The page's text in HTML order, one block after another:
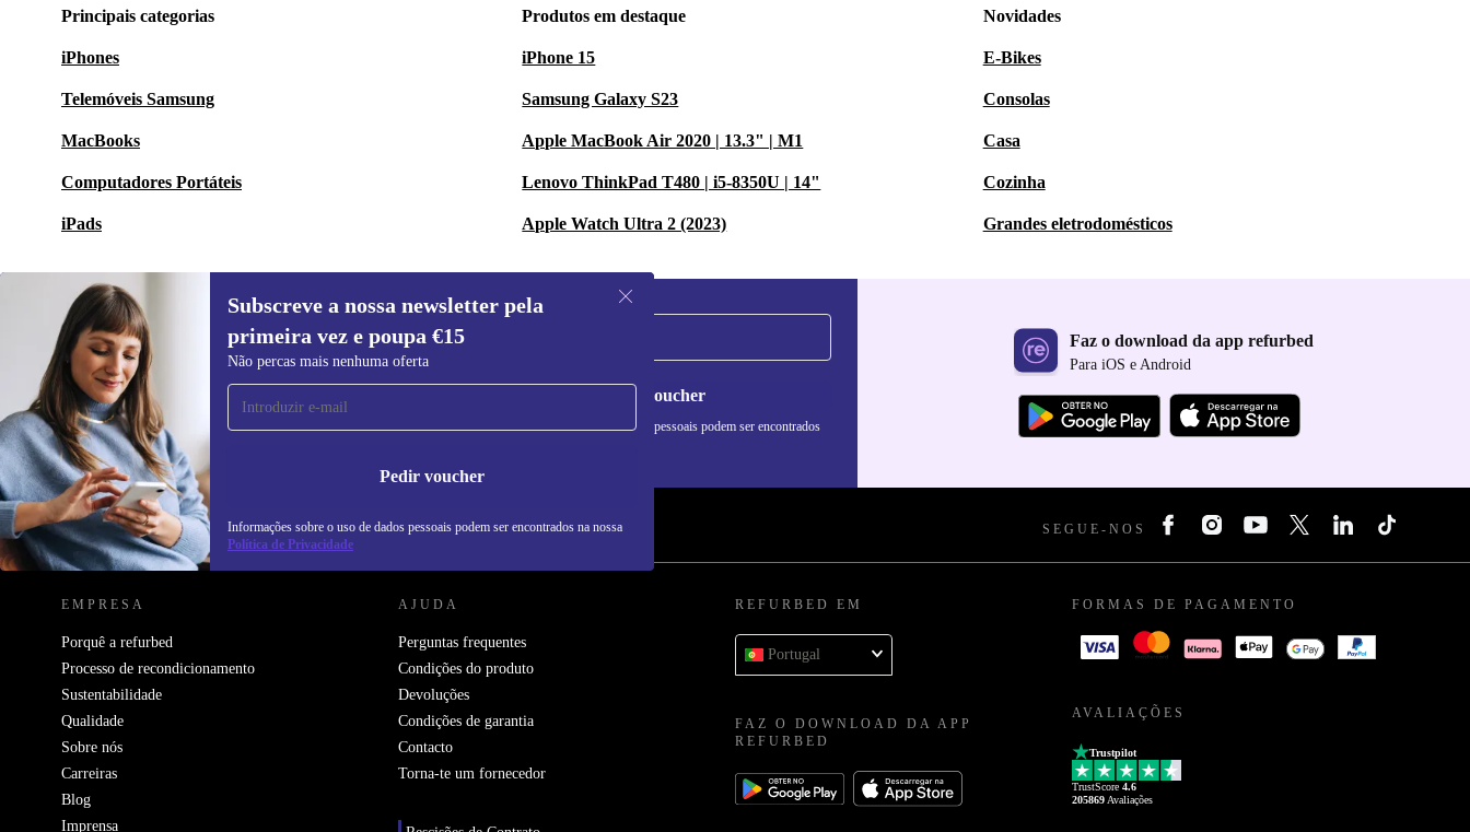
Principais categorias
iPhones
Telemóveis Samsung
MacBooks
Computadores Portáteis
iPads
Produtos em destaque
iPhone 15
Samsung Galaxy S23
Apple MacBook Air 2020 | 13.3" | M1
Lenovo ThinkPad T480 | i5-8350U | 14"
Apple Watch Ultra 2 (2023)
Novidades
E-Bikes
Consolas
Casa
Cozinha
Grandes eletrodomésticos
Subscreve a nossa newsletter pela
primeira vez e poupa €15
Não percas mais nenhuma oferta
Pedir voucher
Informações sobre o uso de dados pessoais podem ser encontrados na nossa
Política de Privacidade
Subscreve a nossa newsletter pela
primeira vez e poupa 15€!
Não percas mais nenhuma oferta.
Pedir voucher
Informações sobre o uso de dados pessoais podem ser encontrados
Faz o download da app refurbed
Para iOS e Android
REFURBED PORTUGAL - RETHINK NEW. SEGUE-NOS
EMPRESA
Porquê a refurbed
Processo de recondicionamento
Sustentabilidade
Qualidade
Sobre nós
Carreiras
Blog
Imprensa
AJUDA
Perguntas frequentes
Condições do produto
Devoluções
Condições de garantia
Contacto
Torna-te um fornecedor
REFURBED EM
Portugal
FAZ O DOWNLOAD DA APP
REFURBED
FORMAS DE PAGAMENTO
AVALIAÇÕES
Trustpilot
TrustScore 4.6
205869 Avaliações